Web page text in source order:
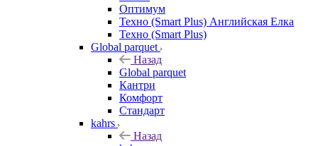
Оптимум
Техно (Smart Plus) Английская Елка
Техно (Smart Plus)
Global parquet
Назад
Global parquet
Кантри
Комфорт
Стандарт
kahrs
Назад